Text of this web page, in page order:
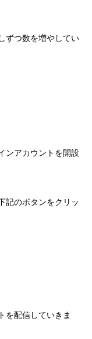
ずつ数を増やしてい
ンアカウントを開設
記のボタンをクリッ
を配信していきま